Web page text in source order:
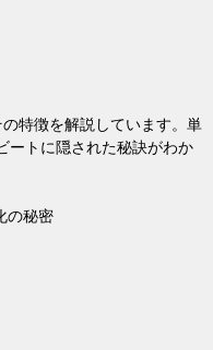
特徴を解説しています。単
ートに隠された秘訣がわか
の秘密